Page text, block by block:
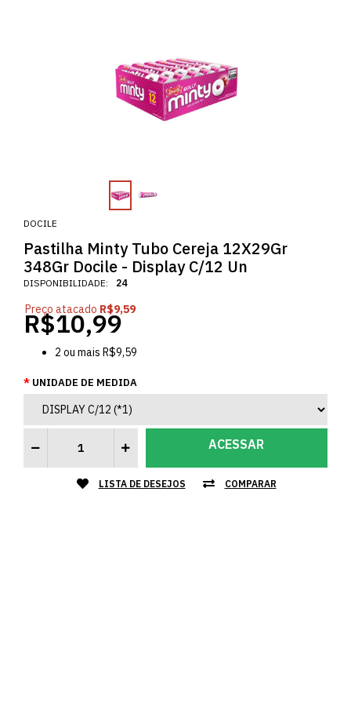
DOCILE
Pastilha Minty Tubo Cereja 12X29Gr
348Gr Docile - Display C/12 Un
DISPONIBILIDADE: 24
Preço atacado R$9,59
R$10,99
2 ou mais R$9,59
UNIDADE DE MEDIDA
ACESSAR
LISTA DE DESEJOS COMPARAR